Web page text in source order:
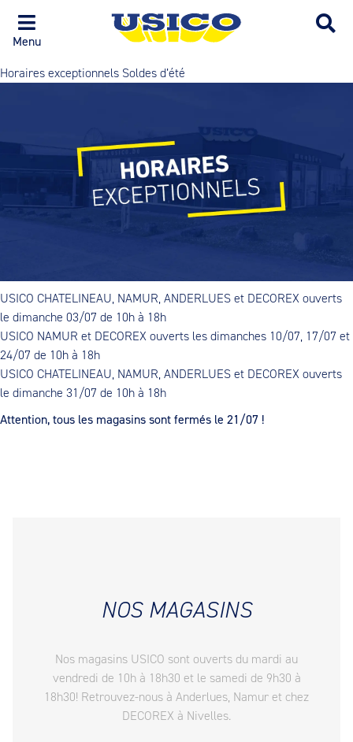
Menu
Horaires exceptionnels Soldes d’été
USICO CHATELINEAU, NAMUR, ANDERLUES et DECOREX ouverts
le dimanche 03/07 de 10h à 18h
USICO NAMUR et DECOREX ouverts les dimanches 10/07, 17/07 et
24/07 de 10h à 18h
USICO CHATELINEAU, NAMUR, ANDERLUES et DECOREX ouverts
le dimanche 31/07 de 10h à 18h
Attention, tous les magasins sont fermés le 21/07 !
NOS MAGASINS
Nos magasins USICO sont ouverts du mardi au
vendredi de 10h à 18h30 et le samedi de 9h30 à
18h30! Retrouvez-nous à Anderlues, Namur et chez
DECOREX à Nivelles.